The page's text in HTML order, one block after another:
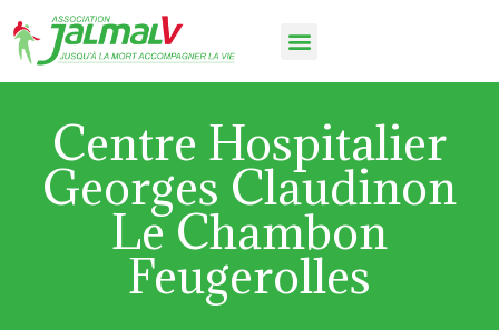
Centre Hospitalier
Georges Claudinon
Le Chambon
Feugerolles